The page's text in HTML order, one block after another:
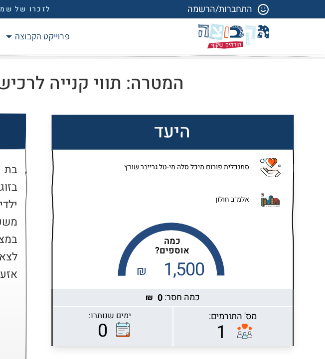
התחברות/הרשמה לזכרו של
פרוייקט הקבוצה
המטרה: תווי קנייה
היעד
סמנכלית פורום מיכל סלה מי-טל גרייבר שורץ
אלמ"ב חולון
Highcharts.com
כמה
אוספים?
1,500
₪
כמה חסר:0
₪
מס' התורמים:
1
ימים שנותרו:
0